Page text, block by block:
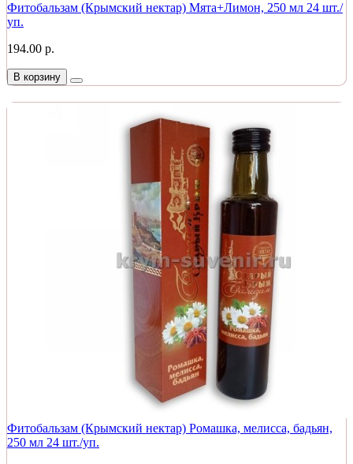
Фитобальзам (Крымский нектар) Мята+Лимон, 250 мл 24 шт./
уп.
194.00 р.
В корзину
Фитобальзам (Крымский нектар) Ромашка, мелисса, бадьян,
250 мл 24 шт./уп.